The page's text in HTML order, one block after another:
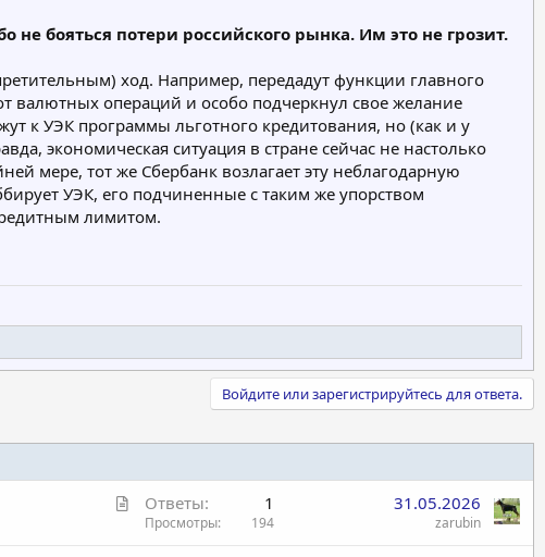
бояться потери российского рынка. Им это не грозит.
ход. Например, передадут функции главного
валютных операций и особо подчеркнул свое желание
к УЭК программы льготного кредитования, но (как и у
экономическая ситуация в стране сейчас не настолько
мере, тот же Сбербанк возлагает эту неблагодарную
УЭК, его подчиненные с таким же упорством
лимитом.
Войдите или зарегистрируйтесь для ответа.
С
Ответы 1
Просмотры 194
31.05.2026
zarubin